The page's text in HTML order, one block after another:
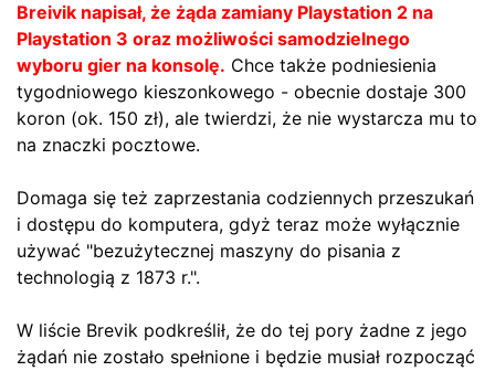
Breivik napisał, że żąda zamiany Playstation 2 na
Playstation 3 oraz możliwości samodzielnego
wyboru gier na konsolę. Chce także podniesienia
tygodniowego kieszonkowego - obecnie dostaje 300
koron (ok. 150 zł), ale twierdzi, że nie wystarcza mu to
na znaczki pocztowe.
Domaga się też zaprzestania codziennych przeszukań
i dostępu do komputera, gdyż teraz może wyłącznie
używać "bezużytecznej maszyny do pisania z
technologią z 1873 r.".
W liście Brevik podkreślił, że do tej pory żadne z jego
żądań nie zostało spełnione i będzie musiał rozpocząć